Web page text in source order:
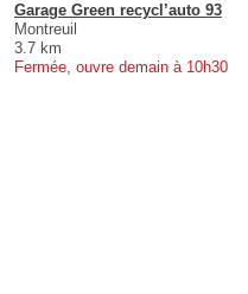
Garage Green recycl’auto 93
Montreuil
3.7 km
Fermée, ouvre demain à 10h30